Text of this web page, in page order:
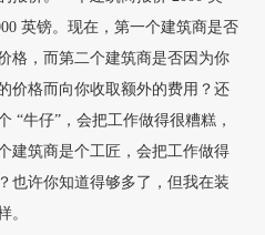
英镑。现在，第一个建筑商是否
格，而第二个建筑商是否因为你
价格而向你收取额外的费用？还
“牛仔”，会把工作做得很糟糕，
建筑商是个工匠，会把工作做得
也许你知道得够多了，但我在装
。